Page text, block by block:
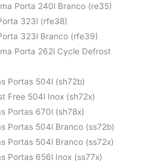
Porta 240l Branco (re35)
323l (rfe38)
323l Branco (rfe39)
Porta 262l Cycle Defrost
Portas 504l (sh72b)
Free 504l Inox (sh72x)
Portas 670l (sh78x)
Portas 504l Branco (ss72b)
Portas 504l Branco (ss72x)
Portas 656l Inox (ss77x)